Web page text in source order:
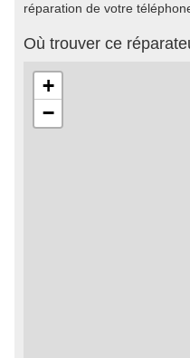
réparation de votre
Où trouver ce
+
−